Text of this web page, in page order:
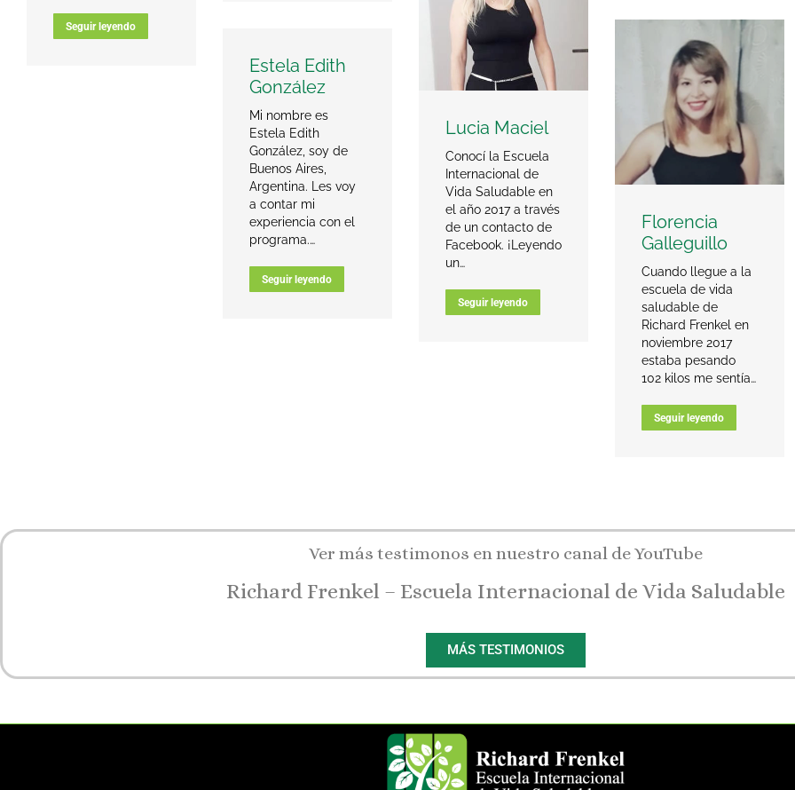
Seguir leyendo
Lucia Maciel
Conocí la Escuela
Internacional de
Vida Saludable en
el año 2017 a través
de un contacto de
Facebook. ¡Leyendo
un…
Seguir leyendo
Florencia
Galleguillo
Cuando llegue a la
escuela de vida
saludable de
Richard Frenkel en
noviembre 2017
estaba pesando
102 kilos me sentía…
Seguir leyendo
Estela Edith
González
Mi nombre es
Estela Edith
González, soy de
Buenos Aires,
Argentina. Les voy
a contar mi
experiencia con el
programa.…
Seguir leyendo
Ver más testimonos en nuestro canal de YouTube
Richard Frenkel – Escuela Internacional de Vida Saludable
MÁS TESTIMONIOS